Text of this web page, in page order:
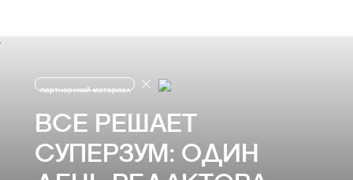
партнерский материал
ВСЕ РЕШАЕТ
СУПЕРЗУМ: ОДИН